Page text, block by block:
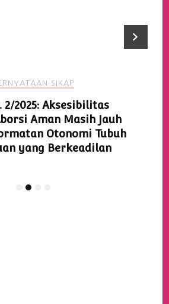
SIKAP
2/2025: Aksesibilitas
Aman Masih Jauh
Otonomi Tubuh
yang Berkeadilan